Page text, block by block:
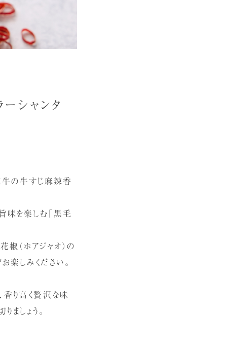
シャンタ
の牛すじ麻辣香
味を楽しむ「黒毛
椒（ホアジャオ）の
しみください。
香り高く贅沢な味
しょう。